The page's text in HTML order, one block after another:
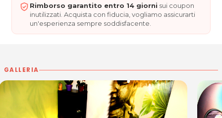
Per ulteriori informazioni sull'offerta o sulle
Rimborso garantito entro 14 giorni sui coupon
inutilizzati. Acquista con fiducia, vogliamo assicurarti
un'esperienza sempre soddisfacente.
GALLERIA